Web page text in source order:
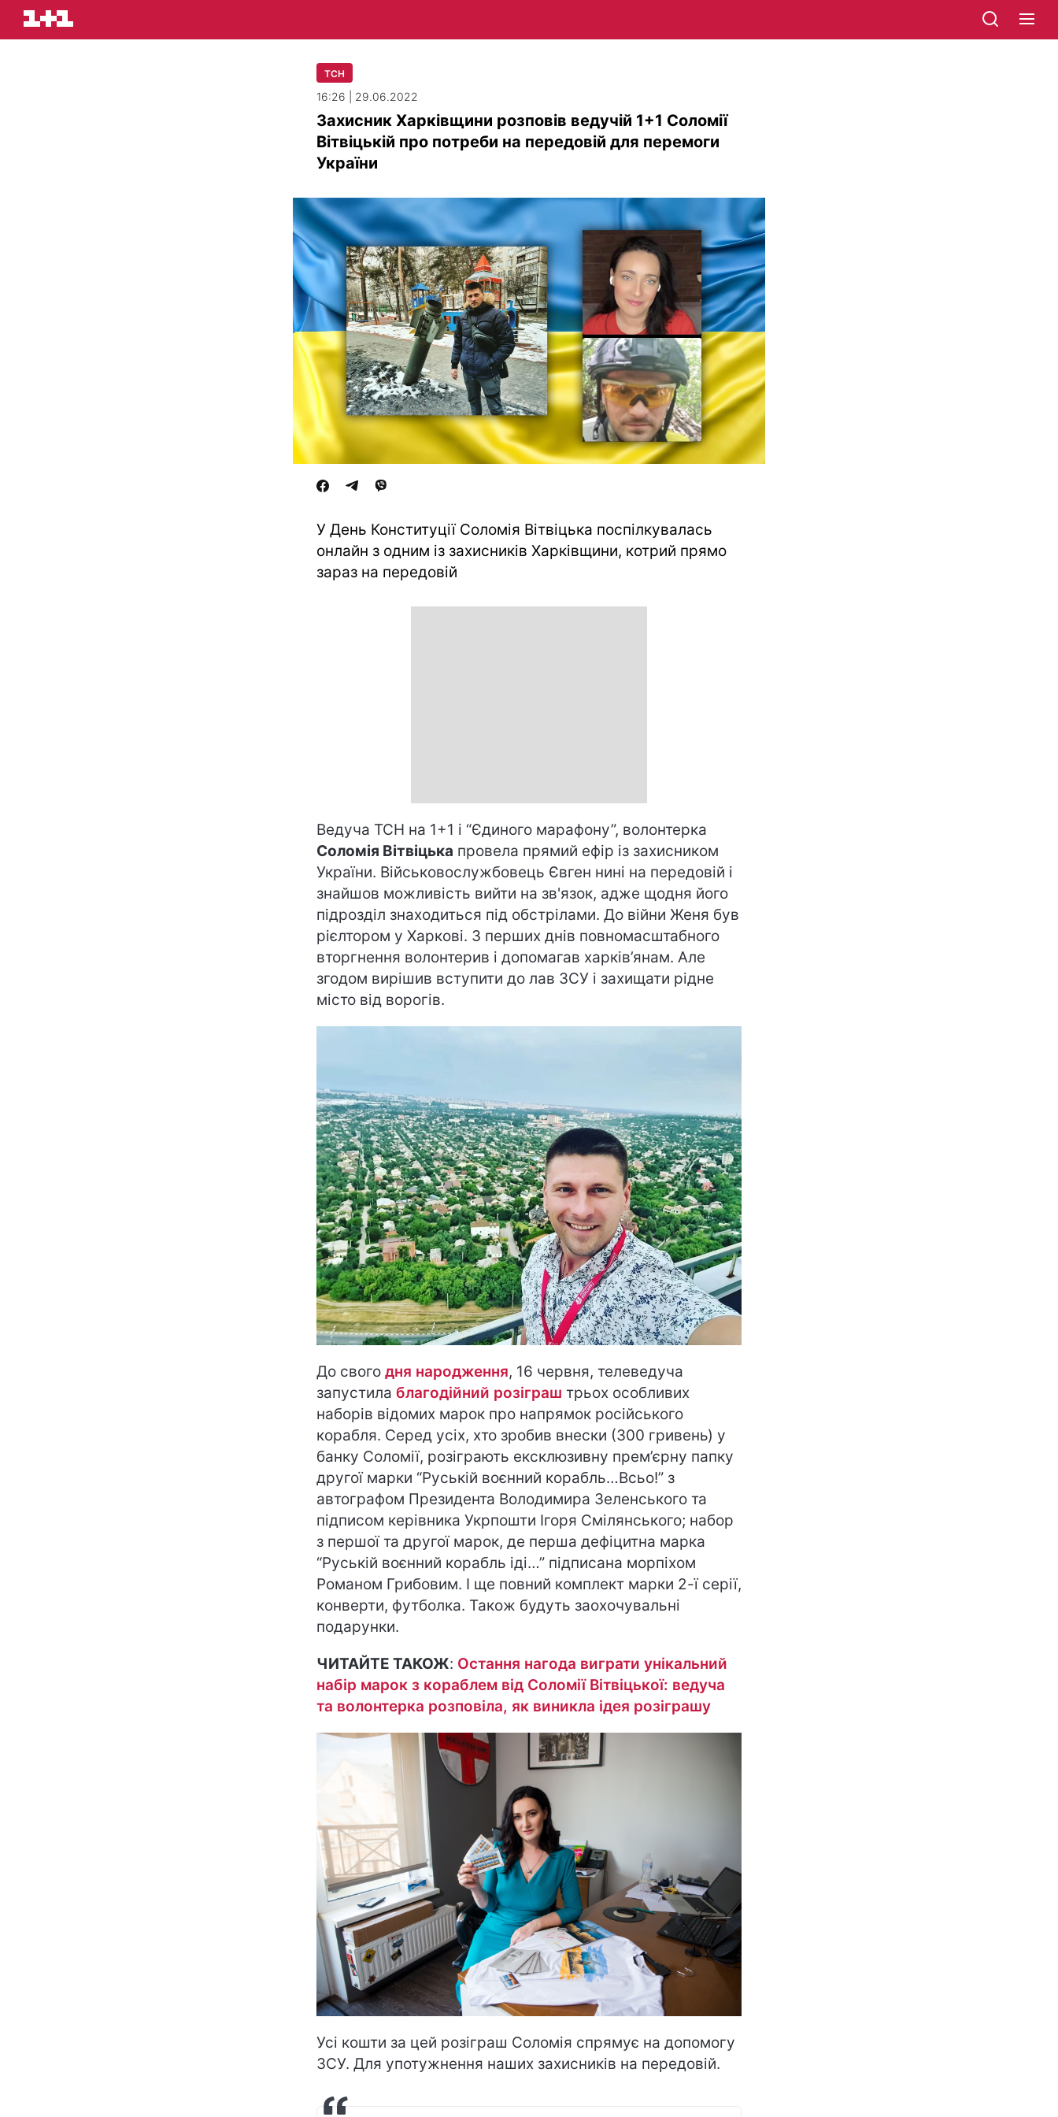
ТСН
16:26 | 29.06.2022
Захисник Харківщини розповів ведучій 1+1 Соломії
Вітвіцькій про потреби на передовій для перемоги
України
У День Конституції Соломія Вітвіцька поспілкувалась
онлайн з одним із захисників Харківщини, котрий прямо
зараз на передовій
Ведуча ТСН на 1+1 і “Єдиного марафону”, волонтерка
Соломія Вітвіцька провела прямий ефір із захисником
України. Військовослужбовець Євген нині на передовій і
знайшов можливість вийти на зв'язок, адже щодня його
підрозділ знаходиться під обстрілами. До війни Женя був
рієлтором у Харкові. З перших днів повномасштабного
вторгнення волонтерив і допомагав харків’янам. Але
згодом вирішив вступити до лав ЗСУ і захищати рідне
місто від ворогів.
До свого дня народження, 16 червня, телеведуча
запустила благодійний розіграш трьох особливих
наборів відомих марок про напрямок російського
корабля. Серед усіх, хто зробив внески (300 гривень) у
банку Соломії, розіграють ексклюзивну прем’єрну папку
другої марки “Руській воєнний корабль…Всьо!” з
автографом Президента Володимира Зеленського та
підписом керівника Укрпошти Ігоря Смілянського; набор
з першої та другої марок, де перша дефіцитна марка
“Руській воєнний корабль іді…” підписана морпіхом
Романом Грибовим. І ще повний комплект марки 2-ї серії,
конверти, футболка. Також будуть заохочувальні
подарунки.
ЧИТАЙТЕ ТАКОЖ: Остання нагода виграти унікальний
набір марок з кораблем від Соломії Вітвіцької: ведуча
та волонтерка розповіла, як виникла ідея розіграшу
Усі кошти за цей розіграш Соломія спрямує на допомогу
ЗСУ. Для употужнення наших захисників на передовій.